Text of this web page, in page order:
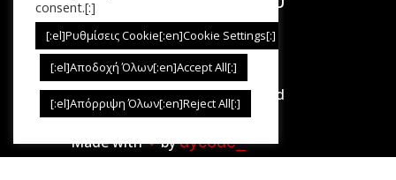
Όροι Χρήσης
Copyright © 2026. All Rights Reserved
Made with❤︎bydycode_
consent.[:]
[:el]Ρυθμίσεις Cookie[:en]Cookie Settings[:]
[:el]Αποδοχή Όλων[:en]Accept All[:]
[:el]Απόρριψη Όλων[:en]Reject All[:]